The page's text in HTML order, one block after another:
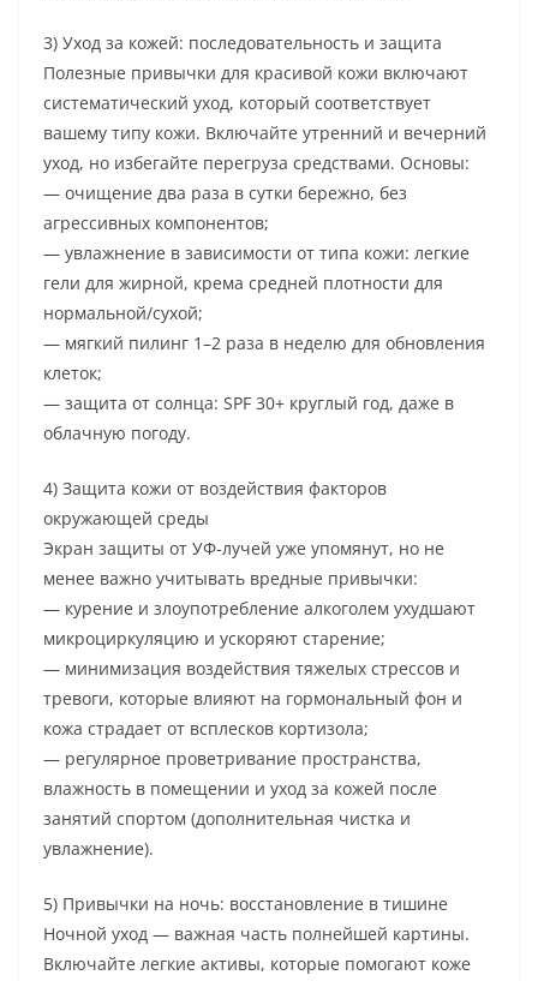
3) Уход за кожей: последовательность и защита
Полезные привычки для красивой кожи включают
систематический уход, который соответствует
вашему типу кожи. Включайте утренний и вечерний
уход, но избегайте перегруза средствами. Основы:
— очищение два раза в сутки бережно, без
агрессивных компонентов;
— увлажнение в зависимости от типа кожи: легкие
гели для жирной, крема средней плотности для
нормальной/сухой;
— мягкий пилинг 1–2 раза в неделю для обновления
клеток;
— защита от солнца: SPF 30+ круглый год, даже в
облачную погоду.
4) Защита кожи от воздействия факторов
окружающей среды
Экран защиты от УФ-лучей уже упомянут, но не
менее важно учитывать вредные привычки:
— курение и злоупотребление алкоголем ухудшают
микроциркуляцию и ускоряют старение;
— минимизация воздействия тяжелых стрессов и
тревоги, которые влияют на гормональный фон и
кожа страдает от всплесков кортизола;
— регулярное проветривание пространства,
влажность в помещении и уход за кожей после
занятий спортом (дополнительная чистка и
увлажнение).
5) Привычки на ночь: восстановление в тишине
Ночной уход — важная часть полнейшей картины.
Включайте легкие активы, которые помогают коже